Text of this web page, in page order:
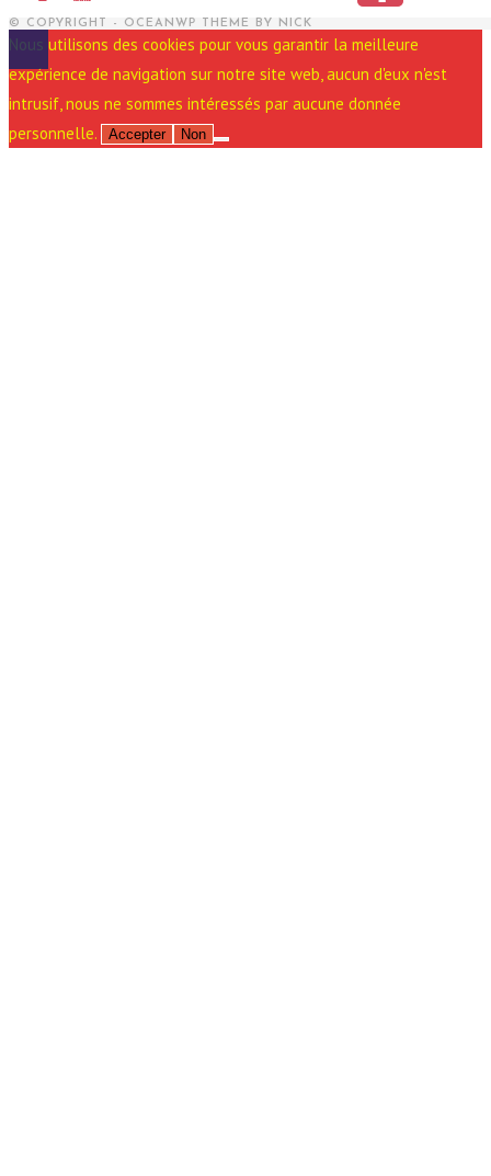
© COPYRIGHT - OCEANWP THEME BY NICK
Nous utilisons des cookies pour vous garantir la meilleure
expérience de navigation sur notre site web, aucun d'eux n'est
intrusif, nous ne sommes intéressés par aucune donnée
personnelle.
Accepter Non